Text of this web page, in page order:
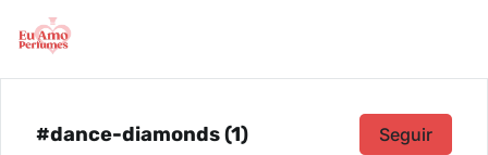
#dance-diamonds (1) Seguir